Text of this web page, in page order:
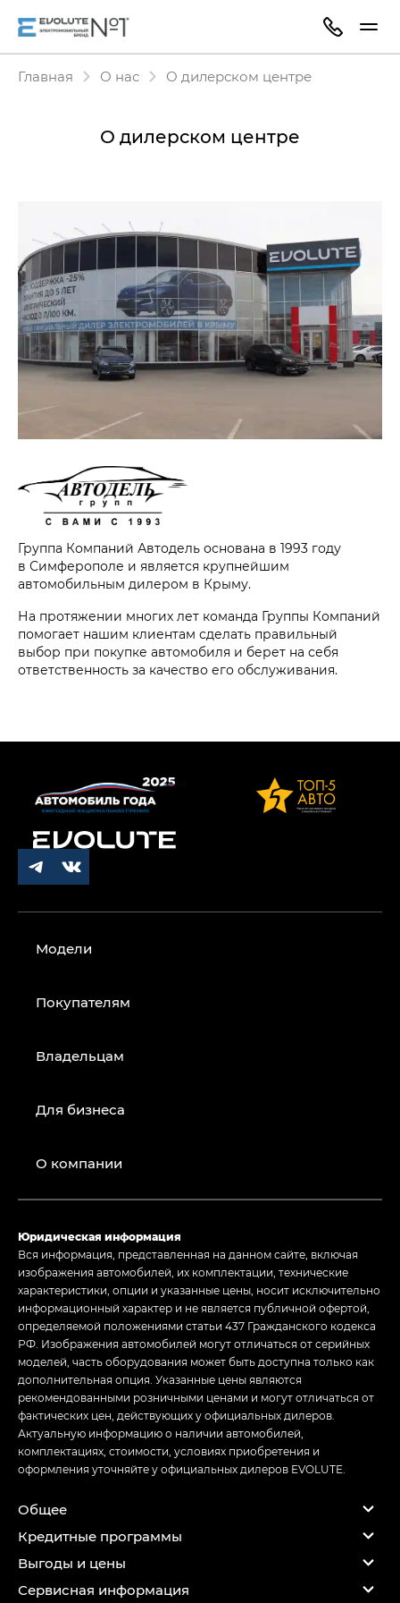
Главная О нас О дилерском центре
О дилерском центре
Группа Компаний Автодель основана в 1993 году
в Симферополе и является крупнейшим
автомобильным дилером в Крыму.
На протяжении многих лет команда Группы Компаний
помогает нашим клиентам сделать правильный
выбор при покупке автомобиля и берет на себя
ответственность за качество его обслуживания.
Модели
Покупателям
Владельцам
Для бизнеса
О компании
Юридическая информация
Вся информация, представленная на данном сайте, включая
изображения автомобилей, их комплектации, технические
характеристики, опции и указанные цены, носит исключительно
информационный характер и не является публичной офертой,
определяемой положениями статьи 437 Гражданского кодекса
РФ. Изображения автомобилей могут отличаться от серийных
моделей, часть оборудования может быть доступна только как
дополнительная опция. Указанные цены являются
рекомендованными розничными ценами и могут отличаться от
фактических цен, действующих у официальных дилеров.
Актуальную информацию о наличии автомобилей,
комплектациях, стоимости, условиях приобретения и
оформления уточняйте у официальных дилеров EVOLUTE.
Общее
Кредитные программы
Выгоды и цены
Сервисная информация